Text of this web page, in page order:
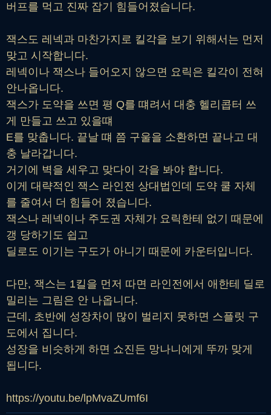
버프를 먹고 진짜 잡기 힘들어졌습니다.
잭스도 레넥과 마찬가지로 킬각을 보기 위해서는 먼저
맞고 시작합니다.
레넥이나 잭스나 들어오지 않으면 요릭은 킬각이 전혀
안나옵니다.
잭스가 도약을 쓰면 평 Q를 떄려서 대충 헬리콥터 쓰
게 만들고 쓰고 있을떄
E를 맞춥니다. 끝날 떄 쯤 구울을 소환하면 끝나고 대
충 날라갑니다.
거기에 벽을 세우고 맞다이 각을 봐야 합니다.
이게 대략적인 잭스 라인전 상대법인데 도약 쿨 자체
를 줄여서 더 힘들어 졌습니다.
잭스나 레넥이나 주도권 자체가 요릭한테 없기 때문에
갱 당하기도 쉽고
딜로도 이기는 구도가 아니기 때문에 카운터입니다.
다만, 잭스는 1킬을 먼저 따면 라인전에서 애한테 딜로
밀리는 그림은 안 나옵니다.
근데, 초반에 성장차이 많이 벌리지 못하면 스플릿 구
도에서 집니다.
성장을 비슷하게 하면 쇼진든 망나니에게 뚜까 맞게
됩니다.
https://youtu.be/lpMvaZUmf6I